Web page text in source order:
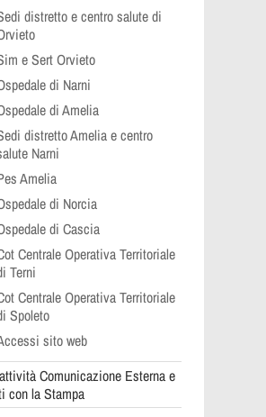
distretto e centro salute di
e Sert Orvieto
di Narni
di Amelia
distretto Amelia e centro
Narni
Amelia
di Norcia
di Cascia
Centrale Operativa Territoriale
Terni
Centrale Operativa Territoriale
Spoleto
sito web
Comunicazione Esterna e
con la Stampa